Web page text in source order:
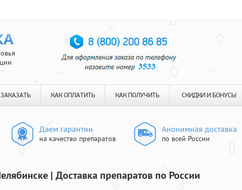
ЗАКАЗАТЬ КАК ОПЛАТИТЬ КАК ПОЛУЧИТЬ СКИДКИ И БОНУСЫ
Даем гарантии
на качество препаратов
Анонимная доставка
по всей России
| Доставка препаратов по России